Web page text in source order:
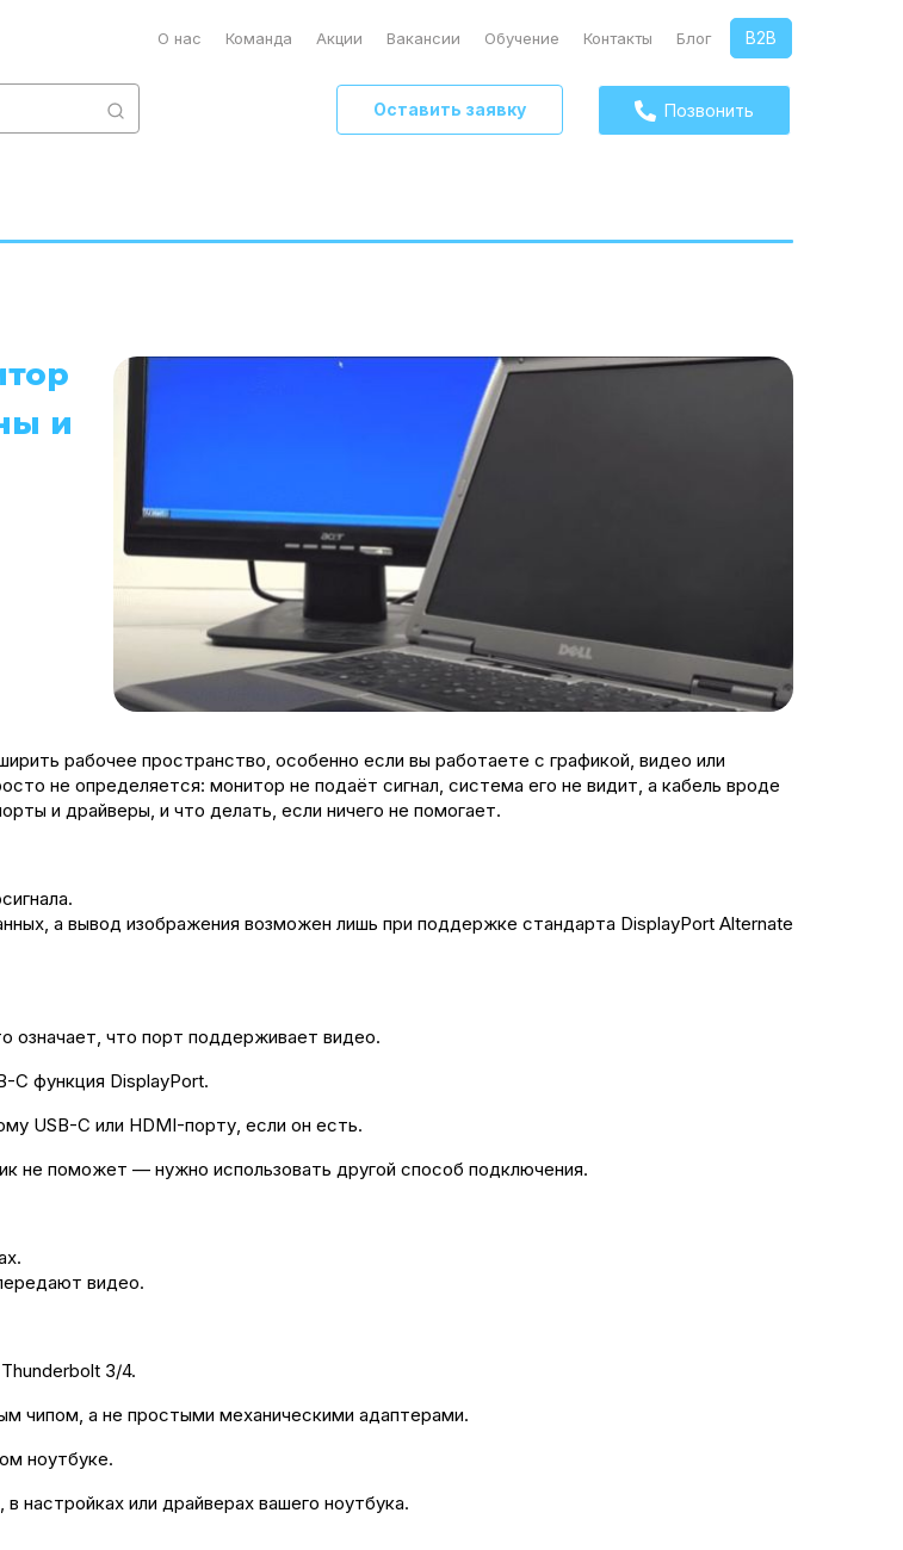
О нас Команда Акции Вакансии Обучение Контакты Блог B2B
Оставить заявку Позвонить
и
рабочее пространство, особенно если вы работаете с графикой, видео или
не определяется: монитор не подаёт сигнал, система его не видит, а кабель вроде
и драйверы, и что делать, если ничего не помогает.
а вывод изображения возможен лишь при поддержке стандарта DisplayPort Alternate
означает, что порт поддерживает видео.
C функция DisplayPort.
USB-C или HDMI-порту, если он есть.
не поможет — нужно использовать другой способ подключения.
видео.
3/4.
чипом, а не простыми механическими адаптерами.
ноутбуке.
настройках или драйверах вашего ноутбука.